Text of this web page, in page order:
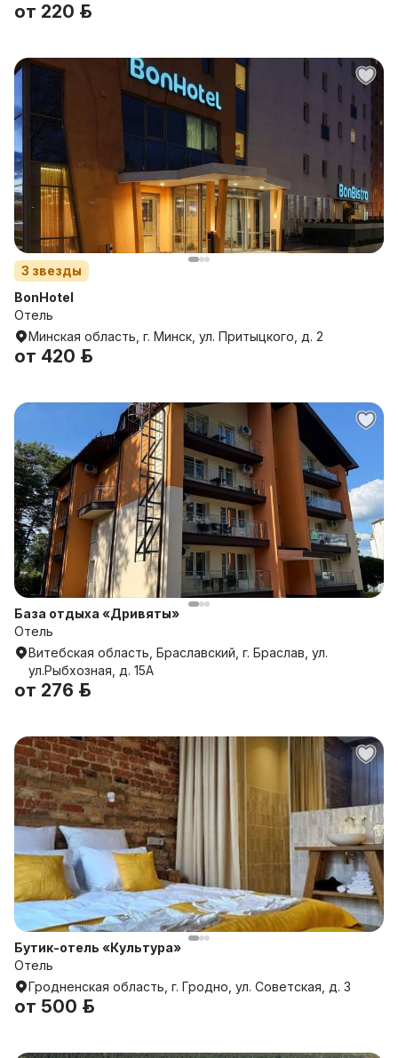
от 220 р.
3 звезды
BonHotel
Отель
Минская область, г. Минск, ул. Притыцкого, д. 2
от 420 р.
База отдыха «Дривяты»
Отель
Витебская область, Браславский, г. Браслав, ул.
ул.Рыбхозная, д. 15А
от 276 р.
Бутик-отель «Культура»
Отель
Гродненская область, г. Гродно, ул. Советская, д. 3
от 500 р.